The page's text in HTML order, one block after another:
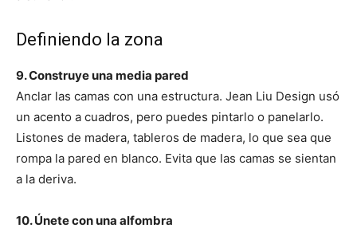
Definiendo la zona
9. Construye una media pared
Anclar las camas con una estructura. Jean Liu Design usó
un acento a cuadros, pero puedes pintarlo o panelarlo.
Listones de madera, tableros de madera, lo que sea que
rompa la pared en blanco. Evita que las camas se sientan
a la deriva.
10. Únete con una alfombra